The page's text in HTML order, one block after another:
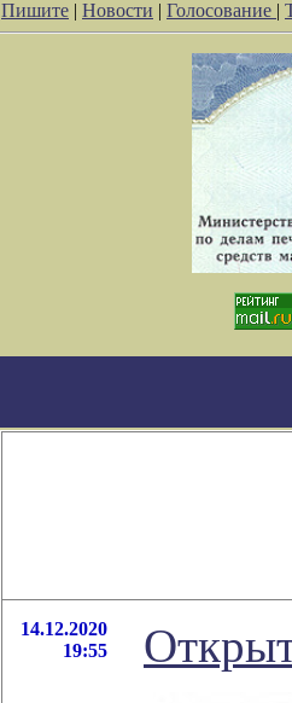
Пишите | Новости | Голосование |
14.12.2020
19:55